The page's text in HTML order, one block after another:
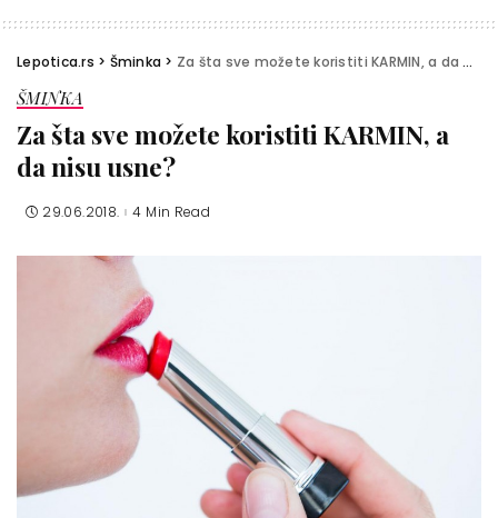
Lepotica.rs > Šminka > Za šta sve možete koristiti KARMIN, a da nisu usne?
ŠMINKA
Za šta sve možete koristiti KARMIN, a
da nisu usne?
29.06.2018. 4 Min Read